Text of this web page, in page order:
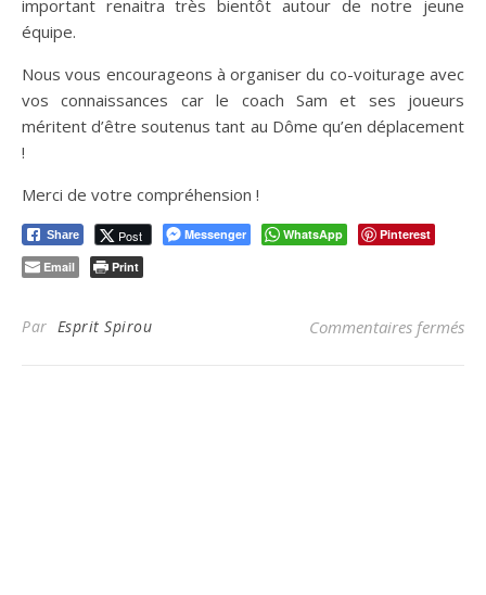
important renaitra très bientôt autour de notre jeune
équipe.
Nous vous encourageons à organiser du co-voiturage avec
vos connaissances car le coach Sam et ses joueurs
méritent d’être soutenus tant au Dôme qu’en déplacement
!
Merci de votre compréhension !
Share Post Messenger WhatsApp
Pinterest
Email
Print
Par Esprit Spirou Commentaires fermés